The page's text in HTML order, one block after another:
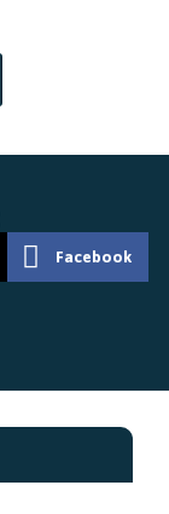
Facebook